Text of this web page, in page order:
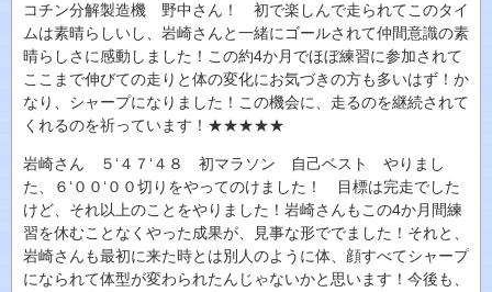
コチン分解製造機 野中さん！ 初で楽しんで走られてこのタイ
ムは素晴らしいし、岩崎さんと一緒にゴールされて仲間意識の素
晴らしさに感動しました！この約4か月でほぼ練習に参加されて
ここまで伸びての走りと体の変化にお気づきの方も多いはず！か
なり、シャープになりました！この機会に、走るのを継続されて
くれるのを祈っています！★★★★★
岩崎さん ５‘４７‘４８ 初マラソン 自己ベスト やりまし
た、６‘００‘００切りをやってのけました！ 目標は完走でした
けど、それ以上のことをやりました！岩崎さんもこの4か月間練
習を休むことなくやった成果が、見事な形ででました！それと、
岩崎さんも最初に来た時とは別人のように体、顔すべてシャープ
になられて体型が変わられたんじゃないかと思います！今後も、